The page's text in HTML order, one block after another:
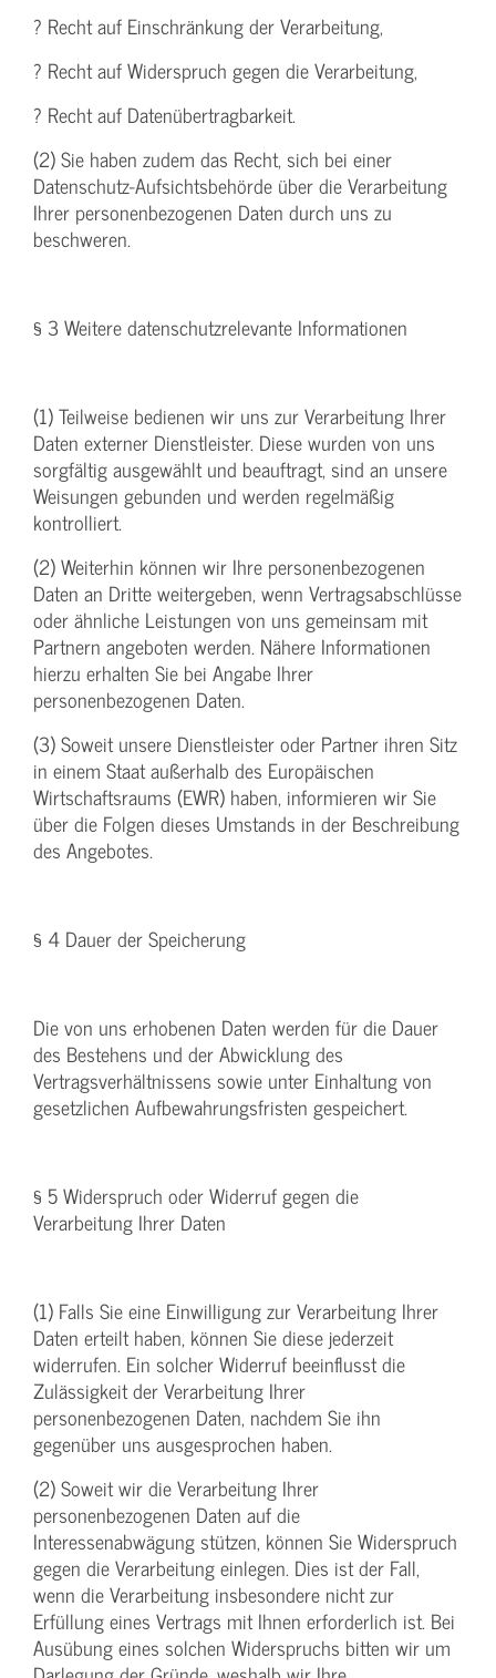
? Recht auf Einschränkung der Verarbeitung,
? Recht auf Widerspruch gegen die Verarbeitung,
? Recht auf Datenübertragbarkeit.
(2) Sie haben zudem das Recht, sich bei einer
Datenschutz-Aufsichtsbehörde über die Verarbeitung
Ihrer personenbezogenen Daten durch uns zu
beschweren.
§ 3 Weitere datenschutzrelevante Informationen
(1) Teilweise bedienen wir uns zur Verarbeitung Ihrer
Daten externer Dienstleister. Diese wurden von uns
sorgfältig ausgewählt und beauftragt, sind an unsere
Weisungen gebunden und werden regelmäßig
kontrolliert.
(2) Weiterhin können wir Ihre personenbezogenen
Daten an Dritte weitergeben, wenn Vertragsabschlüsse
oder ähnliche Leistungen von uns gemeinsam mit
Partnern angeboten werden. Nähere Informationen
hierzu erhalten Sie bei Angabe Ihrer
personenbezogenen Daten.
(3) Soweit unsere Dienstleister oder Partner ihren Sitz
in einem Staat außerhalb des Europäischen
Wirtschaftsraums (EWR) haben, informieren wir Sie
über die Folgen dieses Umstands in der Beschreibung
des Angebotes.
§ 4 Dauer der Speicherung
Die von uns erhobenen Daten werden für die Dauer
des Bestehens und der Abwicklung des
Vertragsverhältnissens sowie unter Einhaltung von
gesetzlichen Aufbewahrungsfristen gespeichert.
§ 5 Widerspruch oder Widerruf gegen die
Verarbeitung Ihrer Daten
(1) Falls Sie eine Einwilligung zur Verarbeitung Ihrer
Daten erteilt haben, können Sie diese jederzeit
widerrufen. Ein solcher Widerruf beeinflusst die
Zulässigkeit der Verarbeitung Ihrer
personenbezogenen Daten, nachdem Sie ihn
gegenüber uns ausgesprochen haben.
(2) Soweit wir die Verarbeitung Ihrer
personenbezogenen Daten auf die
Interessenabwägung stützen, können Sie Widerspruch
gegen die Verarbeitung einlegen. Dies ist der Fall,
wenn die Verarbeitung insbesondere nicht zur
Erfüllung eines Vertrags mit Ihnen erforderlich ist. Bei
Ausübung eines solchen Widerspruchs bitten wir um